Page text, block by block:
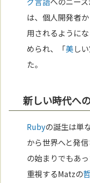
は、個人開発者
用されるように
められ、「美し
た。
新しい時代へ
Rubyの誕生は単
から世界へと発
の始まりでもあ
重視するMatzの